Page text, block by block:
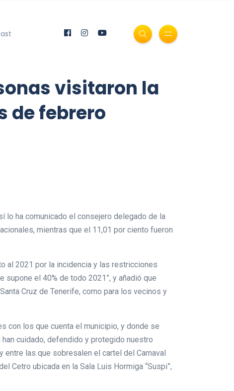
visitaron la
de febrero
lo ha comunicado el consejero delegado de la
mientras que el 11,01 por ciento fueron
al 2021 por la incidencia y las restricciones
el 40% de todo 2021”, y añadió que
Cruz de Tenerife, como para los vecinos y
con los que cuenta el municipio, y donde se
cuidado, defendido y protegido nuestro
entre las que sobresalen el cartel del Carnaval
Cetro ubicada en la Sala Luis Hormiga “Suspi”,